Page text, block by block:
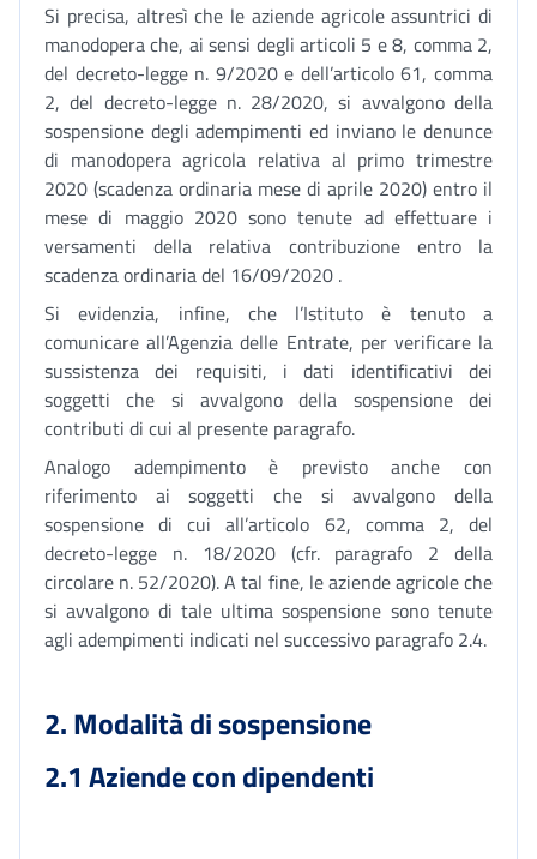
Si precisa, altresì che le aziende agricole assuntrici di
manodopera che, ai sensi degli articoli 5 e 8, comma 2,
del decreto-legge n. 9/2020 e dell’articolo 61, comma
2, del decreto-legge n. 28/2020, si avvalgono della
sospensione degli adempimenti ed inviano le denunce
di manodopera agricola relativa al primo trimestre
2020 (scadenza ordinaria mese di aprile 2020) entro il
mese di maggio 2020 sono tenute ad effettuare i
versamenti della relativa contribuzione entro la
scadenza ordinaria del 16/09/2020 .
Si evidenzia, infine, che l’Istituto è tenuto a
comunicare all’Agenzia delle Entrate, per verificare la
sussistenza dei requisiti, i dati identificativi dei
soggetti che si avvalgono della sospensione dei
contributi di cui al presente paragrafo.
Analogo adempimento è previsto anche con
riferimento ai soggetti che si avvalgono della
sospensione di cui all’articolo 62, comma 2, del
decreto-legge n. 18/2020 (cfr. paragrafo 2 della
circolare n. 52/2020). A tal fine, le aziende agricole che
si avvalgono di tale ultima sospensione sono tenute
agli adempimenti indicati nel successivo paragrafo 2.4.
2. Modalità di sospensione
2.1 Aziende con dipendenti